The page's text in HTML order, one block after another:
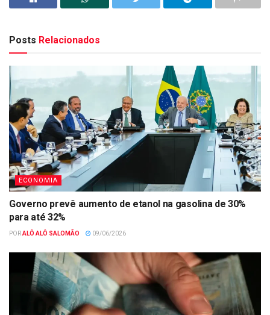
Posts Relacionados
ECONOMIA
Governo prevê aumento de etanol na gasolina de 30%
para até 32%
PORALÔ ALÔ SALOMÃO 09/06/2026